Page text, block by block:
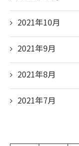
2021年10月
2021年9月
2021年8月
2021年7月